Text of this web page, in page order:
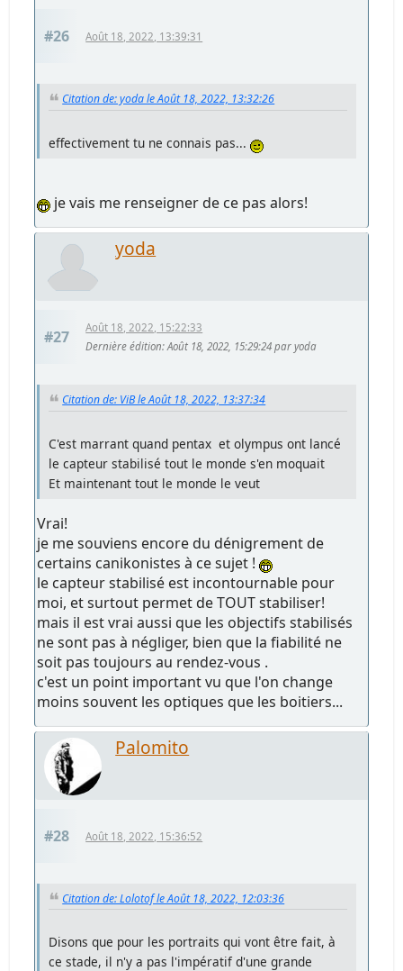
#26 Août 18, 2022, 13:39:31
Citation de: yoda le Août 18, 2022, 13:32:26
effectivement tu ne connais pas...
je vais me renseigner de ce pas alors!
yoda
#27
Août 18, 2022, 15:22:33
Dernière édition: Août 18, 2022, 15:29:24 par yoda
Citation de: ViB le Août 18, 2022, 13:37:34
C'est marrant quand pentax et olympus ont lancé
le capteur stabilisé tout le monde s'en moquait
Et maintenant tout le monde le veut
Vrai!
je me souviens encore du dénigrement de
certains canikonistes à ce sujet !
le capteur stabilisé est incontournable pour
moi, et surtout permet de TOUT stabiliser!
mais il est vrai aussi que les objectifs stabilisés
ne sont pas à négliger, bien que la fiabilité ne
soit pas toujours au rendez-vous .
c'est un point important vu que l'on change
moins souvent les optiques que les boitiers...
Palomito
#28 Août 18, 2022, 15:36:52
Citation de: Lolotof le Août 18, 2022, 12:03:36
Disons que pour les portraits qui vont être fait, à
ce stade, il n'y a pas l'impératif d'une grande